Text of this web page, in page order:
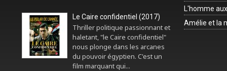
Le Caire confidentiel (2017)
Thriller politique passionnant et
haletant, "le Caire confidentiel"
nous plonge dans les arcanes
du pouvoir égyptien. C'est un
film marquant qui...
L'homme
Amélie et la